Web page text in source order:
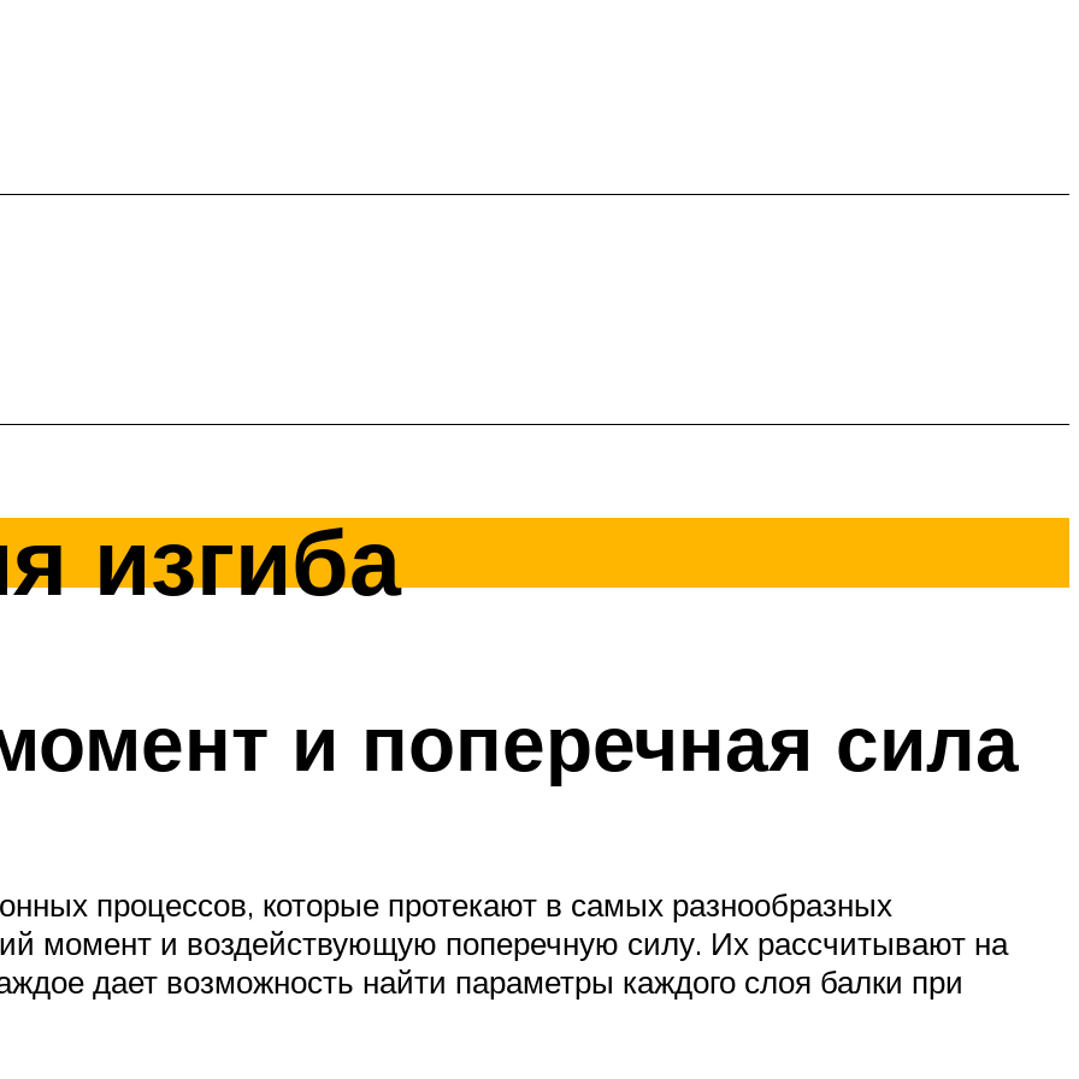
изгиба
и поперечная сила
процессов, которые протекают в самых разнообразных
момент и воздействующую поперечную силу. Их рассчитывают на
дает возможность найти параметры каждого слоя балки при